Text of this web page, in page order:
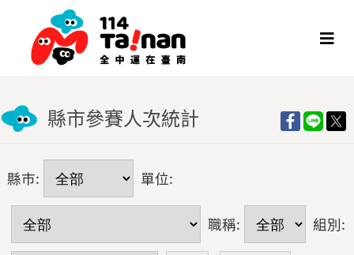
縣市參賽人次統計
縣市: 單位:
職稱: 組別: